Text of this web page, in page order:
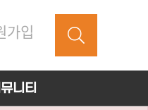
가입
니티